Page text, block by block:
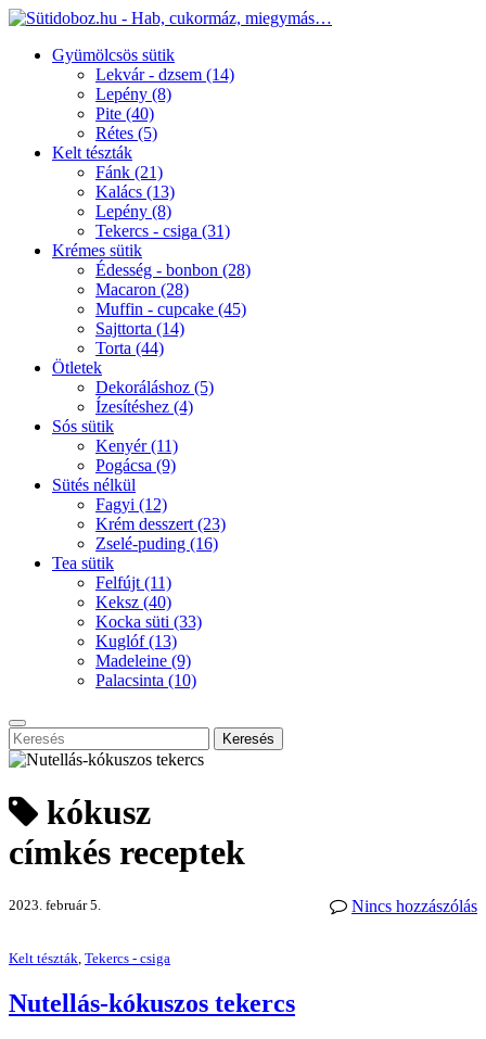
Gyümölcsös sütik
Lekvár - dzsem (14)
Lepény (8)
Pite (40)
Rétes (5)
Kelt tészták
Fánk (21)
Kalács (13)
Lepény (8)
Tekercs - csiga (31)
Krémes sütik
Édesség - bonbon (28)
Macaron (28)
Muffin - cupcake (45)
Sajttorta (14)
Torta (44)
Ötletek
Dekoráláshoz (5)
Ízesítéshez (4)
Sós sütik
Kenyér(11)
Pogácsa (9)
Sütés nélkül
Fagyi (12)
Krém desszert (23)
Zselé-puding (16)
Tea sütik
Felfújt (11)
Keksz (40)
Kocka süti (33)
Kuglóf(13)
Madeleine (9)
Palacsinta (10)
Keresés
kókusz
címkés receptek
Nincs hozzászólás
2023. február 5.
Kelt tészták, Tekercs - csiga
Nutellás-kókuszos tekercs